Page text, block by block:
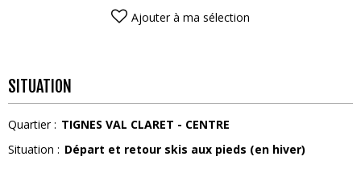
Ajouter à ma sélection
SITUATION
Quartier : TIGNES VAL CLARET - CENTRE
Situation : Départ et retour skis aux pieds (en hiver)